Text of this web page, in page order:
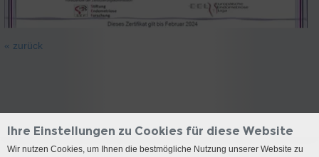
« zurück
Ihre Einstellungen zu Cookies für diese Website
Wir nutzen Cookies, um Ihnen die bestmögliche Nutzung unserer Website zu